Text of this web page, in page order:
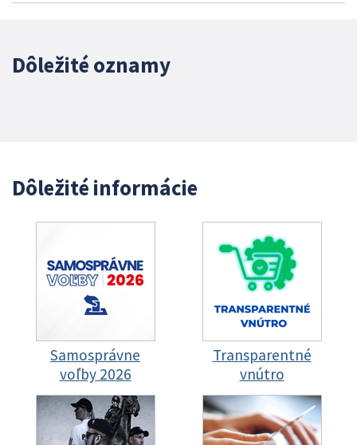
Dôležité oznamy
Dôležité informácie
Samosprávne
voľby 2026
Transparentné
vnútro